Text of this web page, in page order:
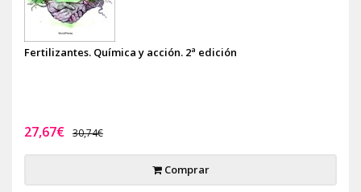
Fertilizantes. Química y acción. 2ª edición
27,67€ 30,74€
Comprar